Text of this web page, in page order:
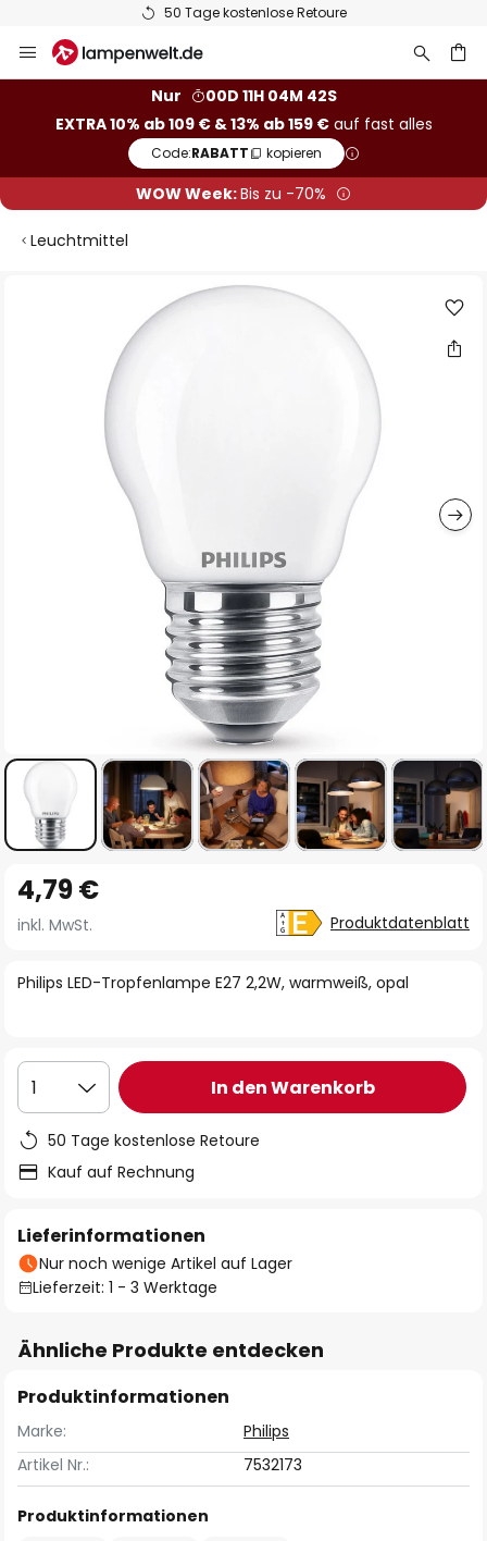
50 Tage kostenlose Retoure
Inhalt
Nur
00D 11H 04M 41S
EXTRA 10% ab 109 € & 13% ab 159 €auf fast alles
Code:RABATT kopieren
WOW Week:Bis zu -70%
Leuchtmittel
Anfang
der
springen
Philips LED-Tropfenlampe E27 2,2W, warmweiß, opal
4,79 €
inkl. MwSt. Produktdatenblatt
1 In den Warenkorb
50 Tage kostenlose Retoure
Kauf auf Rechnung
Lieferinformationen
Nur noch wenige Artikel auf Lager
Lieferzeit: 1 - 3 Werktage
Ähnliche Produkte entdecken
Produktinformationen
Marke:
Philips
Artikel Nr.:
7532173
Produktinformationen